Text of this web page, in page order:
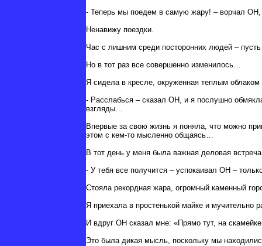
- Теперь мы поедем в самую жару! – ворчал ОН,
Ненавижу поездки.
Час с лишним среди посторонних людей –
Но в тот раз все совершенно изменилось…
Я сидела в кресле, окруженная теплым
- Расслабься – сказал ОН, и я послушно
взгляды…
Впервые за свою жизнь я поняла, что можно
этом с кем-то мысленно общаясь…
В тот день у меня была важная деловая
- У тебя все получится – успокаивал ОН –
Стояла рекордная жара, огромный каменный
Я приехала в простенькой майке и мучительно
И вдруг ОН сказал мне: «Прямо тут, на
Это была дикая мысль, поскольку мы